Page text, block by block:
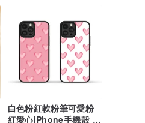
白色粉紅軟粉筆可愛粉
紅愛心iPhone手機殼 三